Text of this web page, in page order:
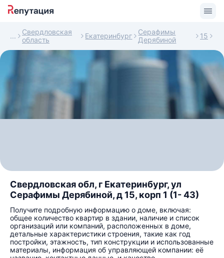
Свердловская
область
Екатеринбург
Серафимы
Дерябиной
15
Свердловская обл, г Екатеринбург, ул
Серафимы Дерябиной, д 15, корп 1 (1- 43)
Получите подробную информацию о доме, включая:
общее количество квартир в здании, наличие и список
организаций или компаний, расположенных в доме,
детальные характеристики строения, такие как год
постройки, этажность, тип конструкции и использованные
материалы, информация об управляющей компании: её